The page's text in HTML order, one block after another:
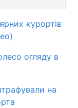
курортів
огляду в
на